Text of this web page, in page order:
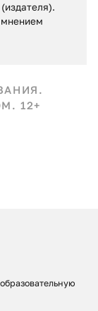
мнением
12+